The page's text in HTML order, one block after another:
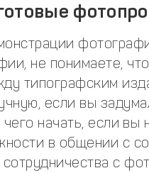
не понимаете,
типографским
если вы
начать, если вы
в общении с
с